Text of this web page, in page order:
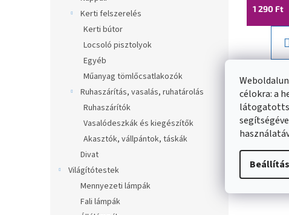
célokra: a
Kerti felszerelés
Kerti bútor
Locsoló pisztolyok
Egyéb
Műanyag tömlőcsatlakozók
Ruhaszárítás, vasalás, ruhatárolás
Ruhaszárítók
Vasalódeszkák és kiegészítők
Akasztók, vállpántok, táskák
Divat
Világítótestek
Mennyezeti lámpák
Fali lámpák
1 290 Ft